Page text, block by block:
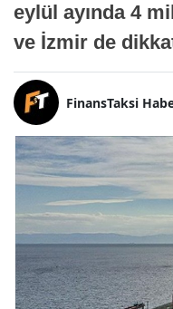
eylül ayında 4
ve İzmir de
FinansTaksi